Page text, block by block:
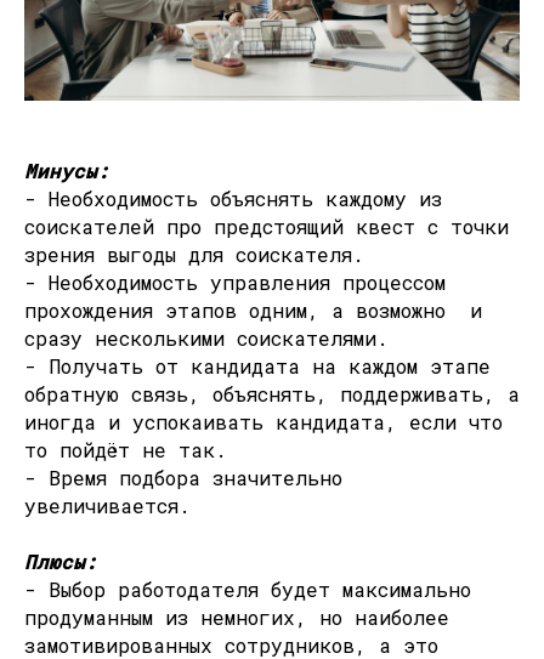
Минусы:
- Необходимость объяснять каждому из
соискателей про предстоящий квест с точки
зрения выгоды для соискателя.
- Необходимость управления процессом
прохождения этапов одним, а возможно и
сразу несколькими соискателями.
- Получать от кандидата на каждом этапе
обратную связь, объяснять, поддерживать, а
иногда и успокаивать кандидата, если что
то пойдёт не так.
- Время подбора значительно
увеличивается.
Плюсы:
- Выбор работодателя будет максимально
продуманным из немногих, но наиболее
замотивированных сотрудников, а это